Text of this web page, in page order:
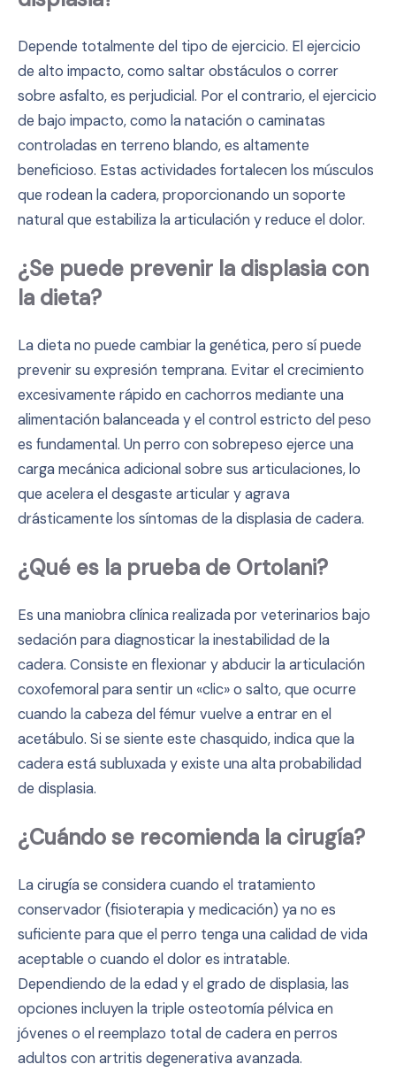
Depende totalmente del tipo de ejercicio. El ejercicio
de alto impacto, como saltar obstáculos o correr
sobre asfalto, es perjudicial. Por el contrario, el ejercicio
de bajo impacto, como la natación o caminatas
controladas en terreno blando, es altamente
beneficioso. Estas actividades fortalecen los músculos
que rodean la cadera, proporcionando un soporte
natural que estabiliza la articulación y reduce el dolor.
¿Se puede prevenir la displasia con
la dieta?
La dieta no puede cambiar la genética, pero sí puede
prevenir su expresión temprana. Evitar el crecimiento
excesivamente rápido en cachorros mediante una
alimentación balanceada y el control estricto del peso
es fundamental. Un perro con sobrepeso ejerce una
carga mecánica adicional sobre sus articulaciones, lo
que acelera el desgaste articular y agrava
drásticamente los síntomas de la displasia de cadera.
¿Qué es la prueba de Ortolani?
Es una maniobra clínica realizada por veterinarios bajo
sedación para diagnosticar la inestabilidad de la
cadera. Consiste en flexionar y abducir la articulación
coxofemoral para sentir un «clic» o salto, que ocurre
cuando la cabeza del fémur vuelve a entrar en el
acetábulo. Si se siente este chasquido, indica que la
cadera está subluxada y existe una alta probabilidad
de displasia.
¿Cuándo se recomienda la cirugía?
La cirugía se considera cuando el tratamiento
conservador (fisioterapia y medicación) ya no es
suficiente para que el perro tenga una calidad de vida
aceptable o cuando el dolor es intratable.
Dependiendo de la edad y el grado de displasia, las
opciones incluyen la triple osteotomía pélvica en
jóvenes o el reemplazo total de cadera en perros
adultos con artritis degenerativa avanzada.